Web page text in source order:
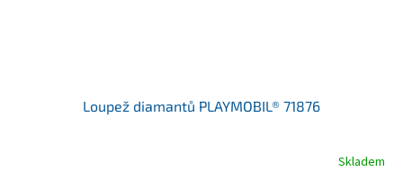
Loupež diamantů PLAYMOBIL® 71876
Skladem